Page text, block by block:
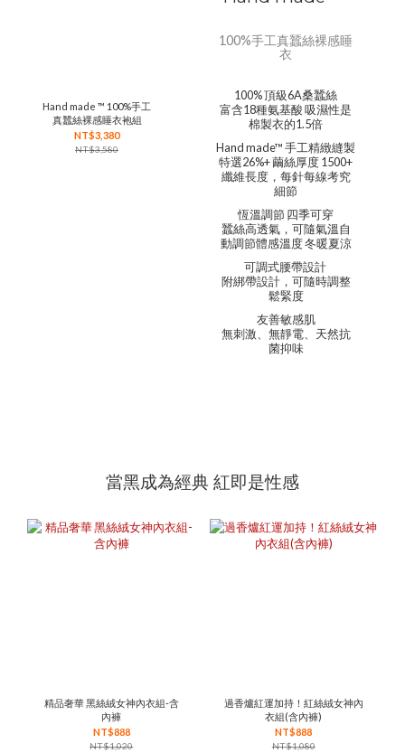
Hand made ™ 100%手工
真蠶絲裸感睡衣袍組
NT$3,380
NT$3,580
100%手工真蠶絲裸感睡
衣
100% 頂級6A桑蠶絲
富含18種氨基酸 吸濕性是
棉製衣的1.5倍
Hand made™ 手工精緻縫製
特選26%+ 繭絲厚度 1500+
纖維長度，每針每線考究
細節
恆溫調節 四季可穿
蠶絲高透氣，可隨氣溫自
動調節體感溫度 冬暖夏涼
可調式腰帶設計
附綁帶設計，可隨時調整
鬆緊度
友善敏感肌
無刺激、無靜電、天然抗
菌抑味
當黑成為經典 紅即是性感
精品奢華 黑絲絨女神內衣組-含
內褲
NT$888
NT$1,020
過香爐紅運加持！紅絲絨女神內
衣組(含內褲)
NT$888
NT$1,080